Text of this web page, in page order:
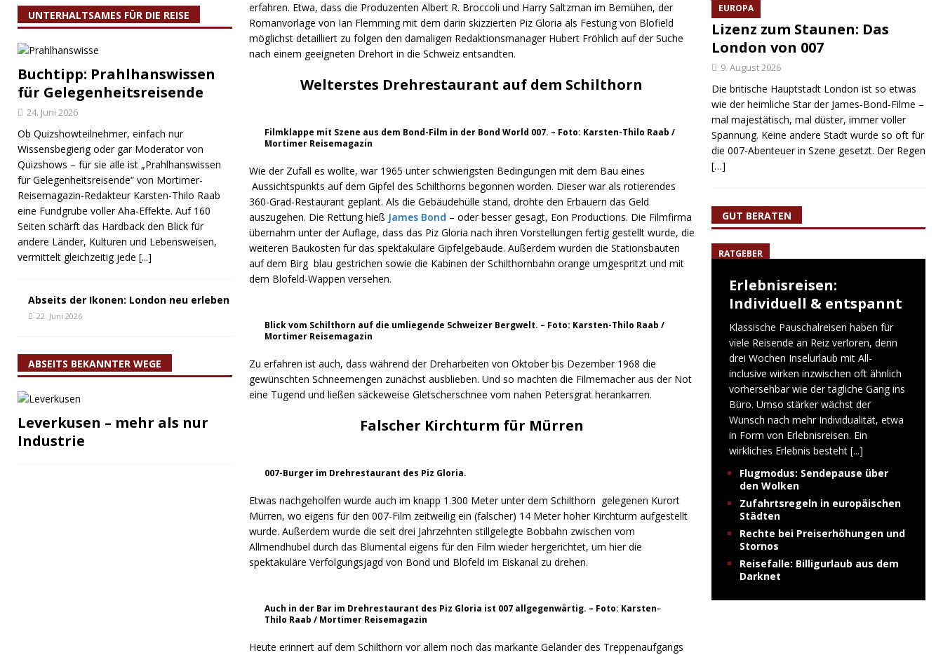
erfahren. Etwa, dass die Produzenten Albert R. Broccoli und Harry Saltzman im Bemühen, der
Romanvorlage von Ian Flemming mit dem darin skizzierten Piz Gloria als Festung von Blofield
möglichst detailliert zu folgen den damaligen Redaktionsmanager Hubert Fröhlich auf der Suche
nach einem geeigneten Drehort in die Schweiz entsandten.
Welterstes Drehrestaurant auf dem Schilthorn
Filmklappe mit Szene aus dem Bond-Film in der Bond World 007. – Foto: Karsten-Thilo Raab /
Mortimer Reisemagazin
Wie der Zufall es wollte, war 1965 unter schwierigsten Bedingungen mit dem Bau eines
Aussichtspunkts auf dem Gipfel des Schilthorns begonnen worden. Dieser war als rotierendes
360-Grad-Restaurant geplant. Als die Gebäudehülle stand, drohte den Erbauern das Geld
auszugehen. Die Rettung hieß James Bond – oder besser gesagt, Eon Productions. Die Filmfirma
übernahm unter der Auflage, dass das Piz Gloria nach ihren Vorstellungen fertig gestellt wurde, die
weiteren Baukosten für das spektakuläre Gipfelgebäude. Außerdem wurden die Stationsbauten
auf dem Birg blau gestrichen sowie die Kabinen der Schilthornbahn orange umgespritzt und mit
dem Blofeld-Wappen versehen.
Blick vom Schilthorn auf die umliegende Schweizer Bergwelt. – Foto: Karsten-Thilo Raab /
Mortimer Reisemagazin
Zu erfahren ist auch, dass während der Dreharbeiten von Oktober bis Dezember 1968 die
gewünschten Schneemengen zunächst ausblieben. Und so machten die Filmemacher aus der Not
eine Tugend und ließen säckeweise Gletscherschnee vom nahen Petersgrat herankarren.
Falscher Kirchturm für Mürren
007-Burger im Drehrestaurant des Piz Gloria.
Etwas nachgeholfen wurde auch im knapp 1.300 Meter unter dem Schilthorn gelegenen Kurort
Mürren, wo eigens für den 007-Film zeitweilig ein (falscher) 14 Meter hoher Kirchturm aufgestellt
wurde. Außerdem wurde die seit drei Jahrzehnten stillgelegte Bobbahn zwischen vom
Allmendhubel durch das Blumental eigens für den Film wieder hergerichtet, um hier die
spektakuläre Verfolgungsjagd von Bond und Blofeld im Eiskanal zu drehen.
Auch in der Bar im Drehrestaurant des Piz Gloria ist 007 allgegenwärtig. – Foto: Karsten-
Thilo Raab / Mortimer Reisemagazin
Heute erinnert auf dem Schilthorn vor allem noch das markante Geländer des Treppenaufgangs
UNTERHALTSAMES FÜR DIE REISE
Buchtipp: Prahlhanswissen
für Gelegenheitsreisende
24. Juni 2026
Ob Quizshowteilnehmer, einfach nur
Wissensbegierig oder gar Moderator von
Quizshows – für sie alle ist „Prahlhanswissen
für Gelegenheitsreisende“ von Mortimer-
Reisemagazin-Redakteur Karsten-Thilo Raab
eine Fundgrube voller Aha-Effekte. Auf 160
Seiten schärft das Hardback den Blick für
andere Länder, Kulturen und Lebensweisen,
vermittelt gleichzeitig jede [...]
Abseits der Ikonen: London neu erleben
22. Juni 2026
ABSEITS BEKANNTER WEGE
Leverkusen – mehr als nur
Industrie
EUROPA
Lizenz zum Staunen: Das
London von 007
9. August 2026
Die britische Hauptstadt London ist so etwas
wie der heimliche Star der James‑Bond‑Filme –
mal majestätisch, mal düster, immer voller
Spannung. Keine andere Stadt wurde so oft für
die 007-Abenteuer in Szene gesetzt. Der Regen
[…]
GUT BERATEN
RATGEBER
Erlebnisreisen:
Individuell & entspannt
Klassische Pauschalreisen haben für
viele Reisende an Reiz verloren, denn
drei Wochen Inselurlaub mit All-
inclusive wirken inzwischen oft ähnlich
vorhersehbar wie der tägliche Gang ins
Büro. Umso stärker wächst der
Wunsch nach mehr Individualität, etwa
in Form von Erlebnisreisen. Ein
wirkliches Erlebnis besteht [...]
Flugmodus: Sendepause über
den Wolken
Zufahrtsregeln in europäischen
Städten
Rechte bei Preiserhöhungen und
Stornos
Reisefalle: Billigurlaub aus dem
Darknet